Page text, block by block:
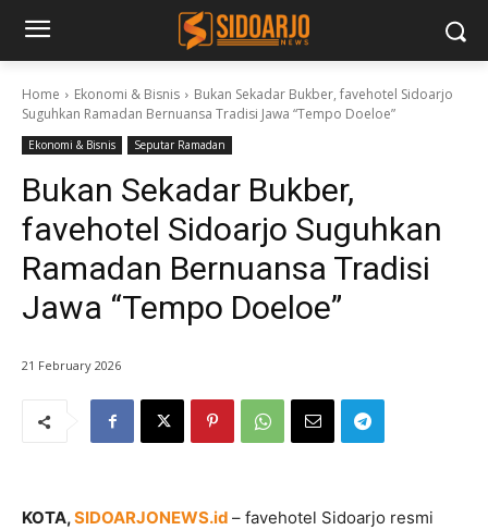
Home Ekonomi & Bisnis
Bukan Sekadar Bukber, favehotel Sidoarjo
Suguhkan Ramadan Bernuansa Tradisi Jawa “Tempo Doeloe”
Ekonomi & Bisnis Seputar Ramadan
Bukan Sekadar Bukber,
favehotel Sidoarjo Suguhkan
Ramadan Bernuansa Tradisi
Jawa “Tempo Doeloe”
21 February 2026
KOTA,SIDOARJONEWS.id – favehotel Sidoarjo resmi